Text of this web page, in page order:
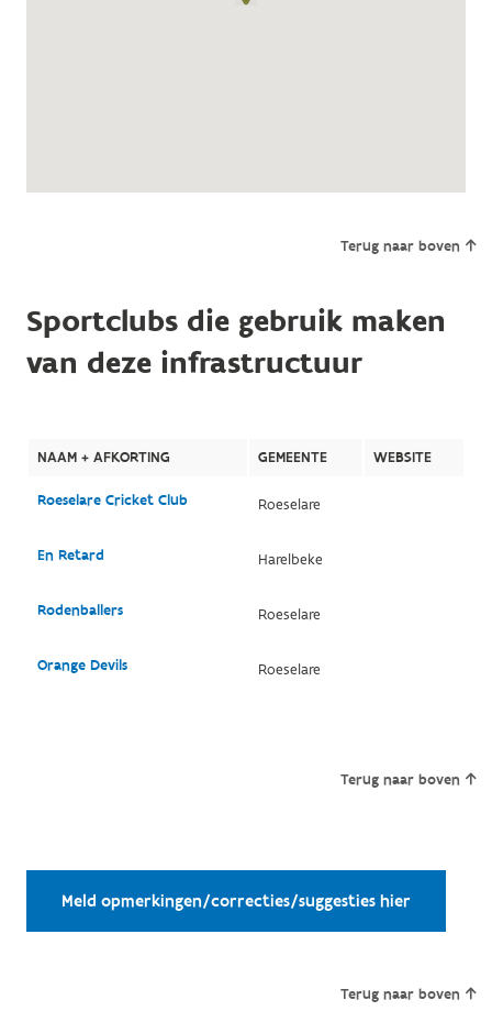
Terug naar boven
Sportclubs die gebruik maken
van deze infrastructuur
NAAM + AFKORTING GEMEENTE WEBSITE
Roeselare Cricket Club Roeselare
En Retard Harelbeke
Rodenballers Roeselare
Orange Devils Roeselare
Terug naar boven
Meld opmerkingen/correcties/suggesties hier
Terug naar boven